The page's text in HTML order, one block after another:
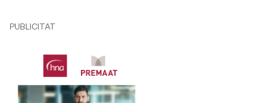
PUBLICITAT